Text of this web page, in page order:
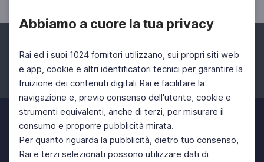
Abbiamo a cuore la tua privacy
Rai ed i suoi 1024 fornitori utilizzano, sui propri siti web
e app, cookie e altri identificatori tecnici per garantire la
fruizione dei contenuti digitali Rai e facilitare la
navigazione e, previo consenso dell'utente, cookie e
strumenti equivalenti, anche di terzi, per misurare il
consumo e proporre pubblicità mirata.
Per quanto riguarda la pubblicità, dietro tuo consenso,
Rai e terzi selezionati possono utilizzare dati di
Facebook Instagram Twitter